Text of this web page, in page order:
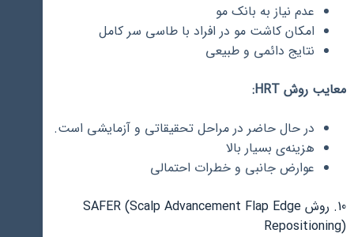
عدم نیاز به بانک مو
امکان کاشت مو در افراد با طاسی سر کامل
نتایج دائمی و طبیعی
معایب روش HRT:
در حال حاضر در مراحل تحقیقاتی و آزمایشی است.
هزینه‌ی بسیار بالا
عوارض جانبی و خطرات احتمالی
10. روش SAFER (Scalp Advancement Flap Edge
Repositioning)